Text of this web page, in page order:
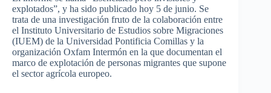
explotados”, y ha sido publicado hoy 5 de junio. Se
trata de una investigación fruto de la colaboración entre
el Instituto Universitario de Estudios sobre Migraciones
(IUEM) de la Universidad Pontificia Comillas y la
organización Oxfam Intermón en la que documentan el
marco de explotación de personas migrantes que supone
el sector agrícola europeo.